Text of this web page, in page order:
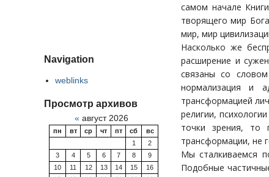
Navigation
weblinks
Просмотр архивов
« август 2026
пн вт ср чт пт сб
вс
1
2
3
4 5 6 7 8
9
10
11 12 13 14 15
16
самом начале
творящего мир
мир, мир
Насколько же
расширение и
связаны со
нормализация и
трансформацией
религии,
точки зрения, то
трансформации, не
Мы сталкиваемся
Подобные